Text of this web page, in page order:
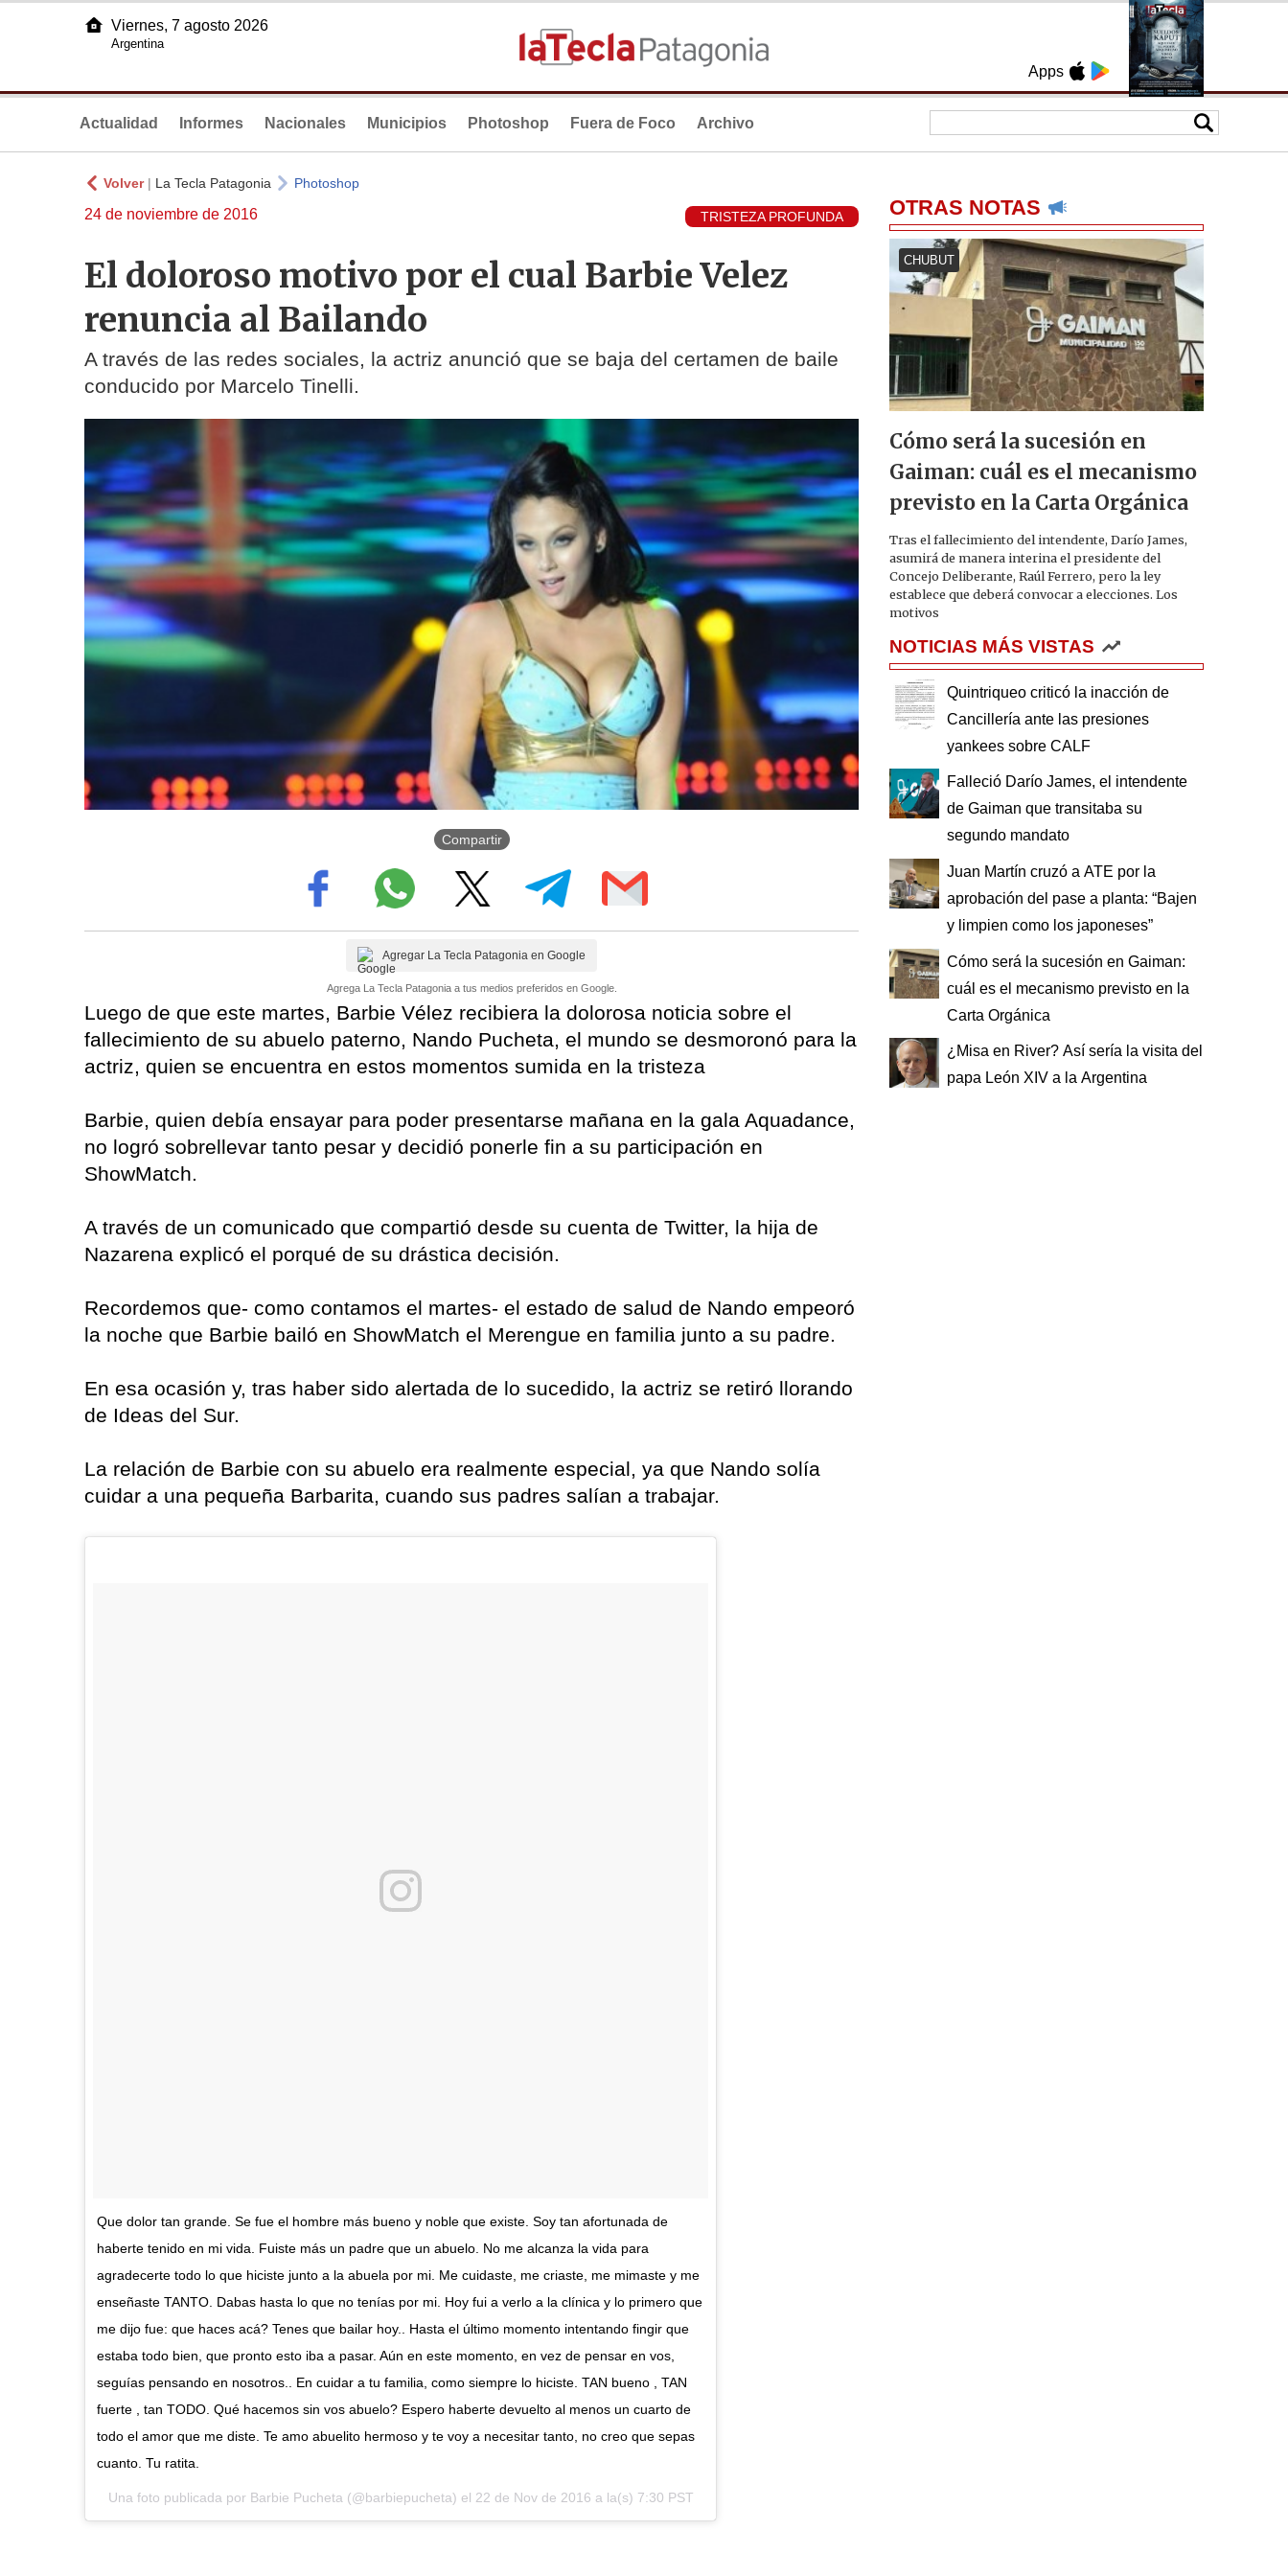
Apps
Viernes, 7 agosto 2026
Argentina
Actualidad Informes Nacionales Municipios Photoshop Fuera de Foco Archivo
Volver| La Tecla Patagonia Photoshop
24 de noviembre de 2016 TRISTEZA PROFUNDA
El doloroso motivo por el cual Barbie Velez
renuncia al Bailando
A través de las redes sociales, la actriz anunció que se baja del certamen de baile
conducido por Marcelo Tinelli.
Compartir
Agregar La Tecla Patagonia en Google
Agrega La Tecla Patagonia a tus medios preferidos en Google.
Luego de que este martes, Barbie Vélez recibiera la dolorosa noticia sobre el
fallecimiento de su abuelo paterno, Nando Pucheta, el mundo se desmoronó para la
actriz, quien se encuentra en estos momentos sumida en la tristeza
Barbie, quien debía ensayar para poder presentarse mañana en la gala Aquadance,
no logró sobrellevar tanto pesar y decidió ponerle fin a su participación en
ShowMatch.
A través de un comunicado que compartió desde su cuenta de Twitter, la hija de
Nazarena explicó el porqué de su drástica decisión.
Recordemos que- como contamos el martes- el estado de salud de Nando empeoró
la noche que Barbie bailó en ShowMatch el Merengue en familia junto a su padre.
En esa ocasión y, tras haber sido alertada de lo sucedido, la actriz se retiró llorando
de Ideas del Sur.
La relación de Barbie con su abuelo era realmente especial, ya que Nando solía
cuidar a una pequeña Barbarita, cuando sus padres salían a trabajar.
Que dolor tan grande. Se fue el hombre más bueno y noble que existe. Soy tan afortunada de
haberte tenido en mi vida. Fuiste más un padre que un abuelo. No me alcanza la vida para
agradecerte todo lo que hiciste junto a la abuela por mi. Me cuidaste, me criaste, me mimaste y me
enseñaste TANTO. Dabas hasta lo que no tenías por mi. Hoy fui a verlo a la clínica y lo primero que
me dijo fue: que haces acá? Tenes que bailar hoy.. Hasta el último momento intentando fingir que
estaba todo bien, que pronto esto iba a pasar. Aún en este momento, en vez de pensar en vos,
seguías pensando en nosotros.. En cuidar a tu familia, como siempre lo hiciste. TAN bueno , TAN
fuerte , tan TODO. Qué hacemos sin vos abuelo? Espero haberte devuelto al menos un cuarto de
todo el amor que me diste. Te amo abuelito hermoso y te voy a necesitar tanto, no creo que sepas
cuanto. Tu ratita.
Una foto publicada por Barbie Pucheta (@barbiepucheta) el 22 de Nov de 2016 a la(s) 7:30 PST
OTRAS NOTAS
CHUBUT
Cómo será la sucesión en
Gaiman: cuál es el mecanismo
previsto en la Carta Orgánica
Tras el fallecimiento del intendente, Darío James,
asumirá de manera interina el presidente del
Concejo Deliberante, Raúl Ferrero, pero la ley
establece que deberá convocar a elecciones. Los
motivos
NOTICIAS MÁS VISTAS
Quintriqueo criticó la inacción de
Cancillería ante las presiones
yankees sobre CALF
Falleció Darío James, el intendente
de Gaiman que transitaba su
segundo mandato
Juan Martín cruzó a ATE por la
aprobación del pase a planta: “Bajen
y limpien como los japoneses”
Cómo será la sucesión en Gaiman:
cuál es el mecanismo previsto en la
Carta Orgánica
¿Misa en River? Así sería la visita del
papa León XIV a la Argentina